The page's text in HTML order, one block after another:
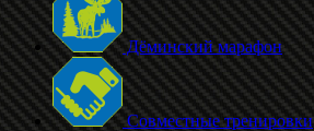
Дёминский марафон
Совместные тренировки